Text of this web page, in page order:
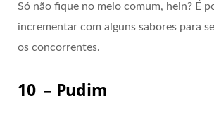
Só não fique no meio comum, hein? É
incrementar com alguns sabores para
os concorrentes.
10 – Pudim